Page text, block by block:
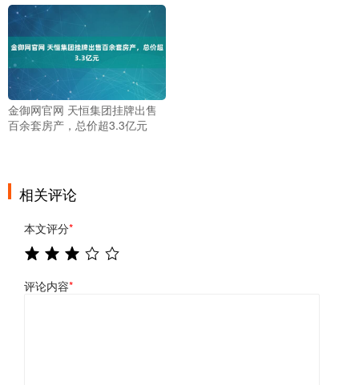
金御网官网 天恒集团挂牌出售
百余套房产，总价超3.3亿元
相关评论
本文评分*
评论内容*